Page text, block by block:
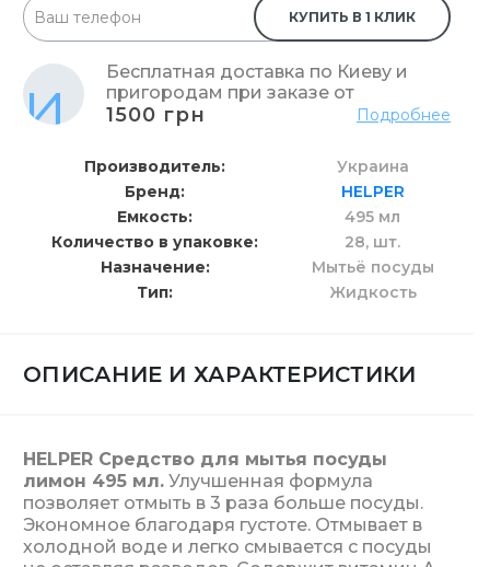
КУПИТЬ В 1 КЛИК
Бесплатная доставка по Киеву и
пригородам при заказе от
1500 грн Подробнее
Производитель
Украина
Бренд
HELPER
Емкость
495 мл
Количество в упаковке
28, шт.
Назначение
Мытьё посуды
Тип
Жидкость
ОПИСАНИЕ И ХАРАКТЕРИСТИКИ
HELPER Средство для мытья посуды
лимон 495 мл. Улучшенная формула
позволяет отмыть в 3 раза больше посуды.
Экономное благодаря густоте. Отмывает в
холодной воде и легко смывается с посуды